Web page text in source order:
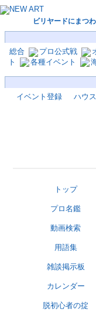
ビリヤードにまつ
総合
プロ公式戦
ト
各種イベント
イベント登録
ハウ
トップ
プロ名鑑
動画検索
用語集
雑談掲示板
カレンダー
脱初心者の掟